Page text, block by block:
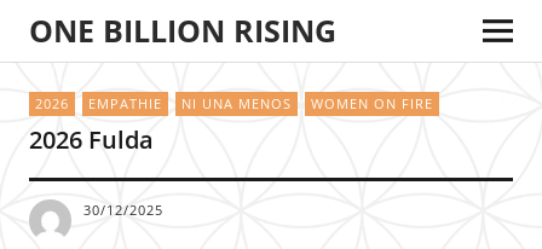
ONE BILLION RISING
2026 EMPATHIE NI UNA MENOS WOMEN ON FIRE
2026 Fulda
30/12/2025